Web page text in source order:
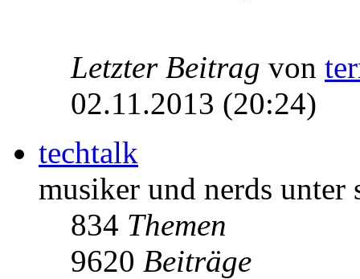
Letzter Beitrag von
02.11.2013 (20:24)
techtalk
musiker und nerds unter
834 Themen
9620 Beiträge